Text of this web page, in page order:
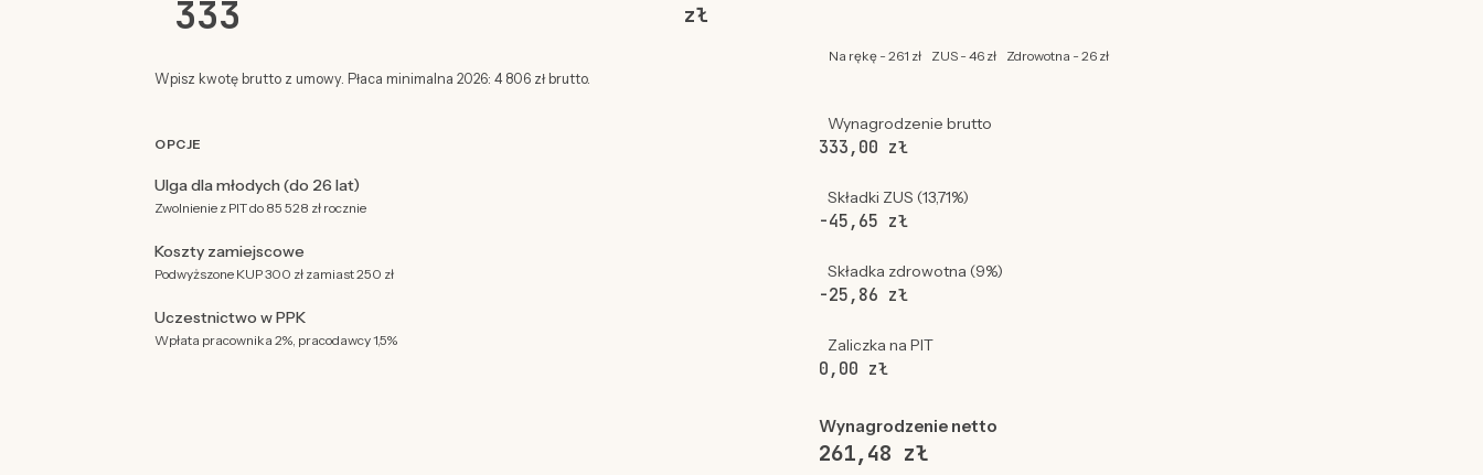
zł
Wpisz kwotę brutto z umowy. Płaca minimalna 2026: 4 806 zł brutto.
OPCJE
Ulga dla młodych (do 26 lat)
Zwolnienie z PIT do 85 528 zł rocznie
Koszty zamiejscowe
Podwyższone KUP 300 zł zamiast 250 zł
Uczestnictwo w PPK
Wpłata pracownika 2%, pracodawcy 1,5%
Na rękę - 261 zł ZUS - 46 zł Zdrowotna - 26 zł
Wynagrodzenie brutto
333,00 zł
Składki ZUS (13,71%)
-45,65 zł
Składka zdrowotna (9%)
-25,86 zł
Zaliczka na PIT
0,00 zł
Wynagrodzenie netto
261,48 zł